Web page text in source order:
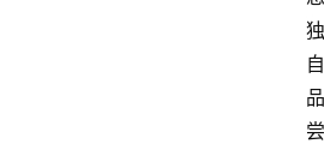
独
自
品
尝